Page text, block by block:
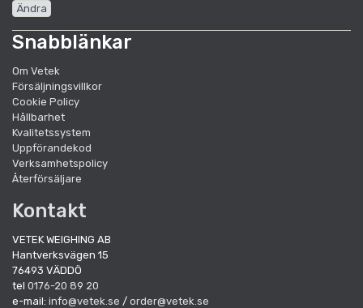
Ändra
Snabblänkar
Om Vetek
Försäljningsvillkor
Cookie Policy
Hållbarhet
Kvalitetssystem
Uppförandekod
Verksamhetspolicy
Återförsäljare
Kontakt
VETEK WEIGHING AB
Hantverksvägen 15
76493 VÄDDÖ
tel 0176-20 89 20
e-mail: info@vetek.se / order@vetek.se